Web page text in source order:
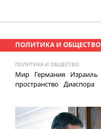
ПОЛИТИКА И ОБЩЕСТВО
ПОЛИТИКА И ОБЩЕСТВО
Мир Германия Израиль
пространство Диаспора